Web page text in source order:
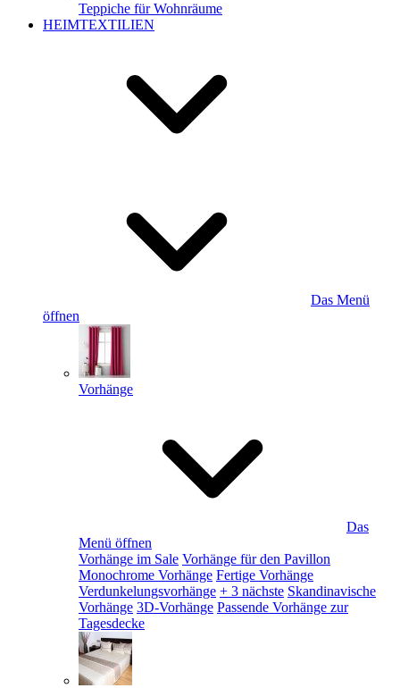
Teppiche für Wohnräume
HEIMTEXTILIEN
Das Menü
öffnen
Vorhänge
Das
Menü öffnen
Vorhänge im Sale Vorhänge für den Pavillon
Monochrome Vorhänge Fertige Vorhänge
Verdunkelungsvorhänge + 3 nächste Skandinavische
Vorhänge 3D-Vorhänge Passende Vorhänge zur
Tagesdecke